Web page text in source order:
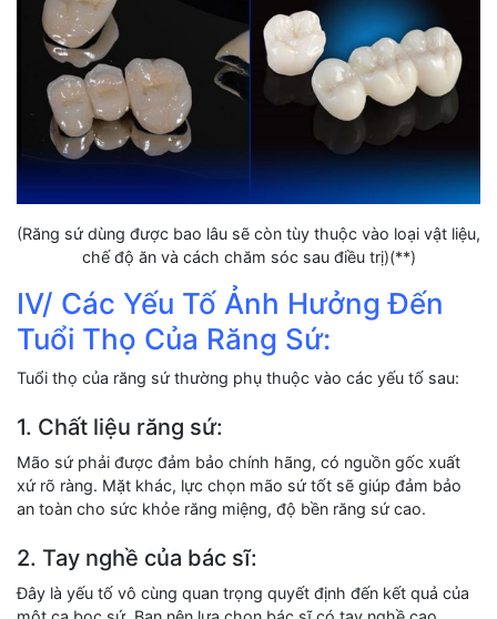
(Răng sứ dùng được bao lâu sẽ còn tùy thuộc vào loại vật liệu,
chế độ ăn và cách chăm sóc sau điều trị)(**)
IV/ Các Yếu Tố Ảnh Hưởng Đến
Tuổi Thọ Của Răng Sứ:
Tuổi thọ của răng sứ thường phụ thuộc vào các yếu tố sau:
1. Chất liệu răng sứ:
Mão sứ phải được đảm bảo chính hãng, có nguồn gốc xuất
xứ rõ ràng. Mặt khác, lực chọn mão sứ tốt sẽ giúp đảm bảo
an toàn cho sức khỏe răng miệng, độ bền răng sứ cao.
2. Tay nghề của bác sĩ:
Đây là yếu tố vô cùng quan trọng quyết định đến kết quả của